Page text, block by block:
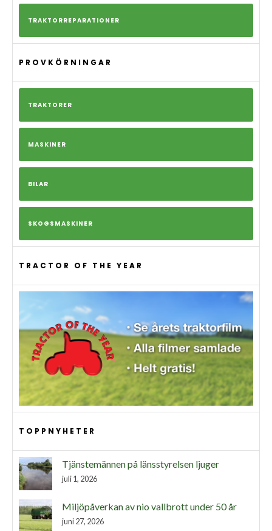
TRAKTORREPARATIONER
PROVKÖRNINGAR
TRAKTORER
MASKINER
BILAR
SKOGSMASKINER
TRACTOR OF THE YEAR
TOPPNYHETER
Tjänstemännen på länsstyrelsen ljuger
juli 1, 2026
Miljöpåverkan av nio vallbrott under 50 år
juni 27, 2026